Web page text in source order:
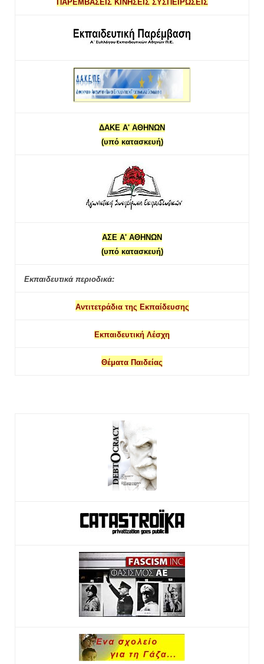
ΠΑΡΕΜΒΑΣΕΙΣ ΚΙΝΗΣΕΙΣ ΣΥΣΠΕΙΡΩΣΕΙΣ
ΔΑΚΕ Α' ΑΘΗΝΩΝ
(υπό κατασκευή)
ΑΣΕ Α' ΑΘΗΝΩΝ
(υπό κατασκευή)
Εκπαιδευτικά περιοδικά:
Αντιτετράδια της Εκπαίδευσης
Εκπαιδευτική Λέσχη
Θέματα Παιδείας